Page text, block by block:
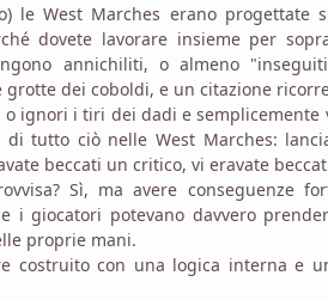
West Marches erano progettate
dovete lavorare insieme per
annichiliti, o almeno
dei coboldi, e un citazione
ignori i tiri dei dadi e semplicemente
tutto ciò nelle West Marches:
beccati un critico, vi eravate
Sì, ma avere conseguenze
i giocatori potevano davvero
proprie mani.
costruito con una logica interna e